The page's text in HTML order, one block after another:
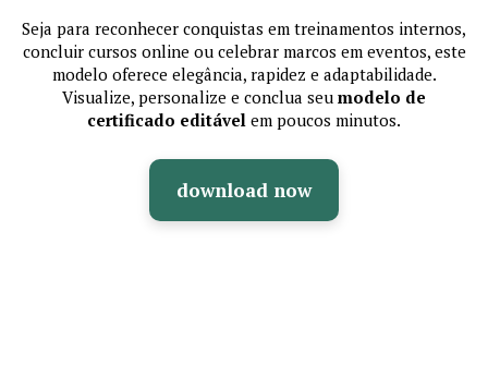
Seja para reconhecer conquistas em treinamentos internos,
concluir cursos online ou celebrar marcos em eventos, este
modelo oferece elegância, rapidez e adaptabilidade.
Visualize, personalize e conclua seu modelo de
certificado editável em poucos minutos.
download now